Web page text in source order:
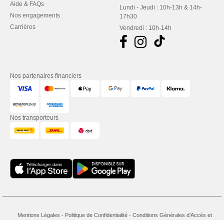
Aide & FAQs
Nos engagements
Carrières
Lundi - Jeudi : 10h-13h & 14h-
17h30
Vendredi : 10h-14h
Nos partenaires financiers
Nos transporteurs
Mentions Légales - Politique de Confidentialité- Conditions Générales d’Accès et